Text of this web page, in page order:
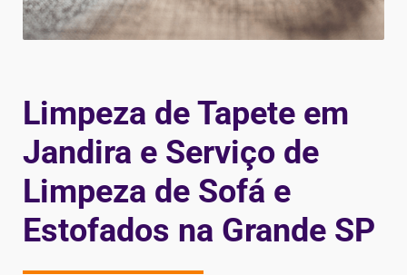
Limpeza de Tapete em
Jandira e Serviço de
Limpeza de Sofá e
Estofados na Grande SP